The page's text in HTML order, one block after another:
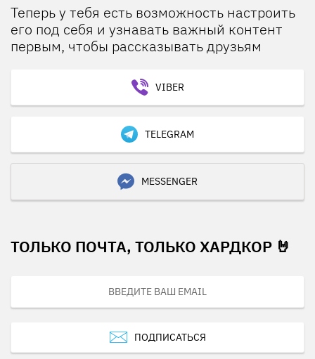
Теперь у тебя есть возможность настроить
его под себя и узнавать важный контент
первым, чтобы рассказывать друзьям
VIBER
TELEGRAM
MESSENGER
ТОЛЬКО ПОЧТА, ТОЛЬКО ХАРДКОР 🤘
ПОДПИСАТЬСЯ